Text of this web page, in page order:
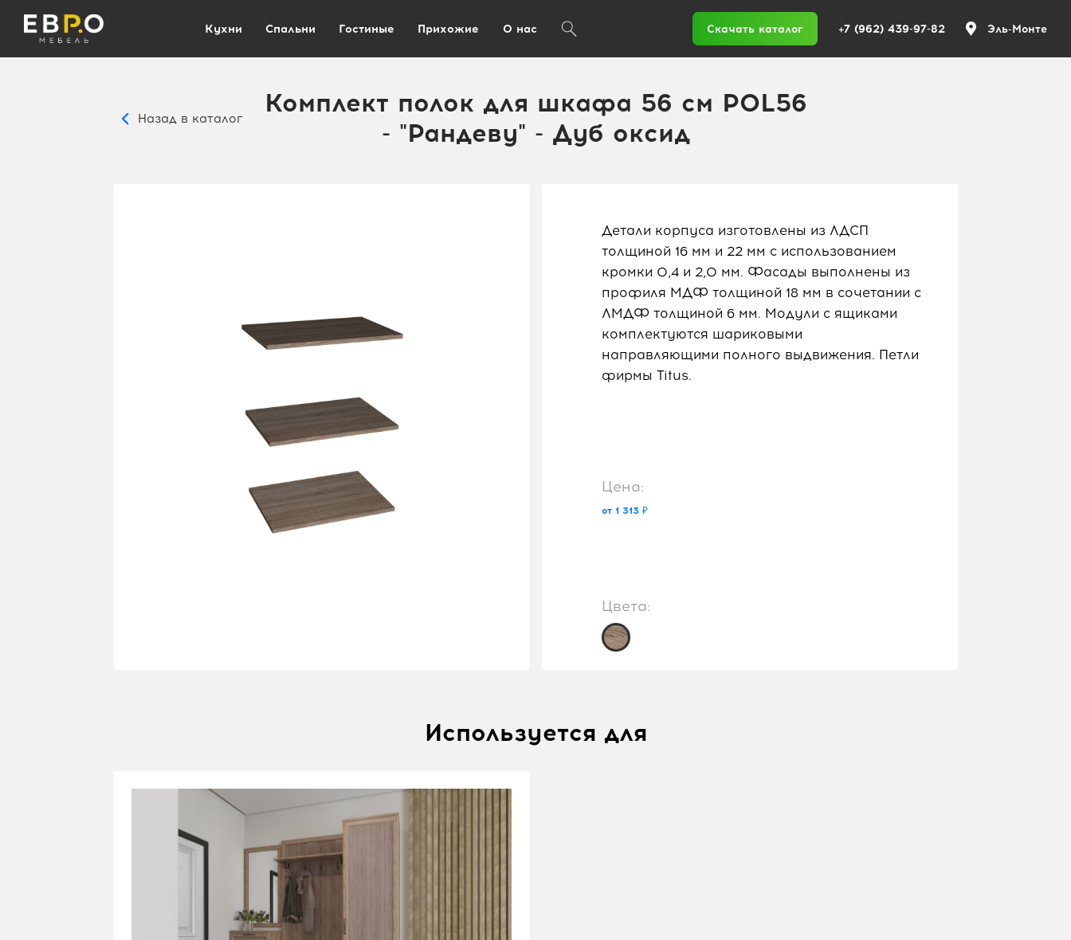
Кухни Спальни Гостиные Прихожие О нас Скачать каталог +7 (962) 439-97-82 Эль-Монте
Назад в каталог
Комплект полок для шкафа 56 см POL56
- "Рандеву" - Дуб оксид
Детали корпуса изготовлены из ЛДСП
толщиной 16 мм и 22 мм с использованием
кромки 0,4 и 2,0 мм. Фасады выполнены из
профиля МДФ толщиной 18 мм в сочетании с
ЛМДФ толщиной 6 мм. Модули с ящиками
комплектуются шариковыми
направляющими полного выдвижения. Петли
фирмы Titus.
Цена:
от 1 313 ₽
Цвета:
Используется для